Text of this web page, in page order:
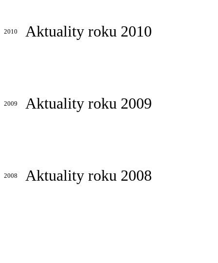
2010 Aktuality roku 2010
2009 Aktuality roku 2009
2008 Aktuality roku 2008